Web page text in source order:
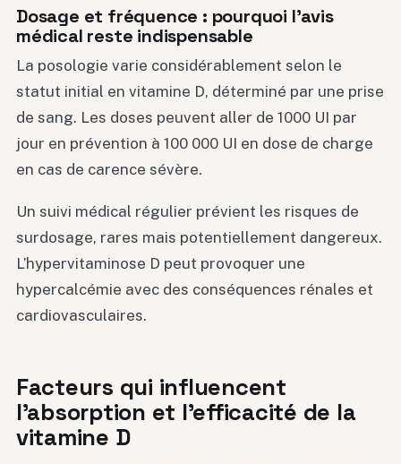
Dosage et fréquence : pourquoi l’avis
médical reste indispensable
La posologie varie considérablement selon le
statut initial en vitamine D, déterminé par une prise
de sang. Les doses peuvent aller de 1000 UI par
jour en prévention à 100 000 UI en dose de charge
en cas de carence sévère.
Un suivi médical régulier prévient les risques de
surdosage, rares mais potentiellement dangereux.
L’hypervitaminose D peut provoquer une
hypercalcémie avec des conséquences rénales et
cardiovasculaires.
Facteurs qui influencent
l’absorption et l’efficacité de la
vitamine D